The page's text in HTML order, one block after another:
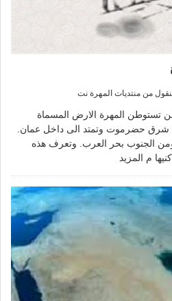
من منتديات المهرة نت
تستوطن المهرة الارض المسماة
شرق حضرموت وتمتد الى داخل عمان.
الجنوب بحر العرب. وتعرف هذه
م المزيد